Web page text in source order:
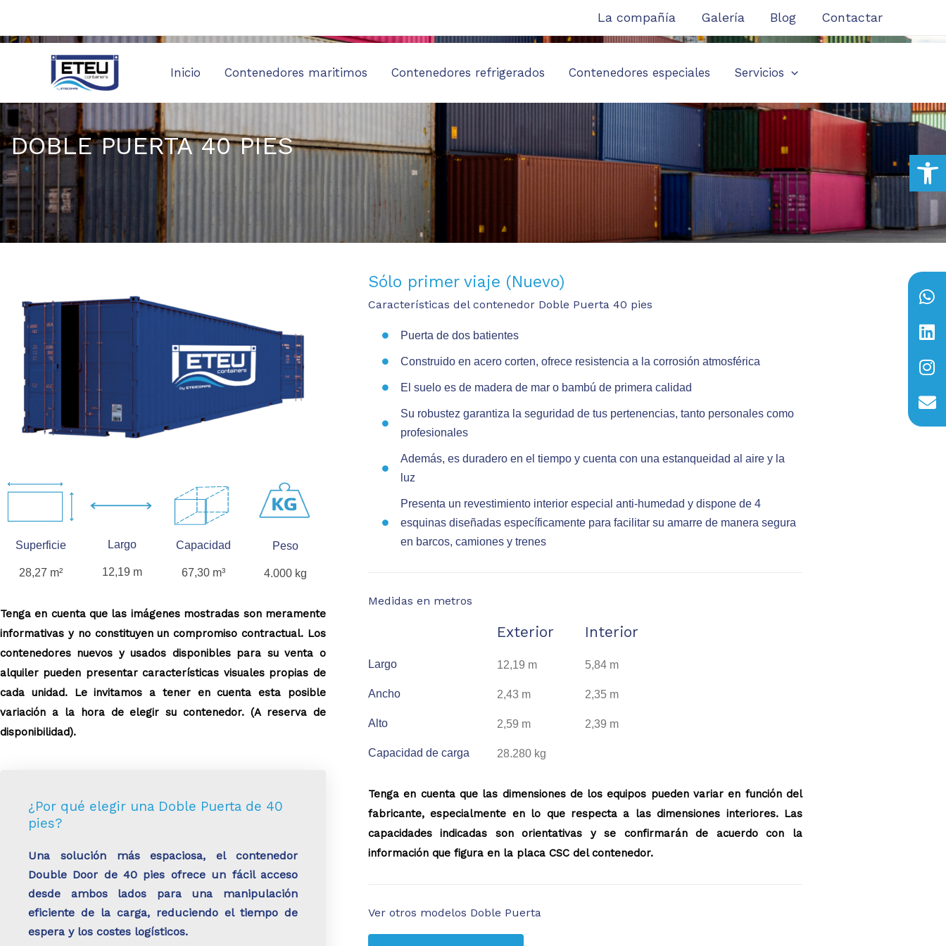
content
La compañía Galería Blog Contactar
Inicio Contenedores maritimos Contenedores refrigerados Contenedores especiales Servicios
DOBLE PUERTA 40 PIES
Superficie
28,27 m²
Largo
12,19 m
Capacidad
67,30 m³
Peso
4.000 kg
Tenga en cuenta que las imágenes mostradas son meramente
informativas y no constituyen un compromiso contractual. Los
contenedores nuevos y usados disponibles para su venta o
alquiler pueden presentar características visuales propias de
cada unidad. Le invitamos a tener en cuenta esta posible
variación a la hora de elegir su contenedor. (A reserva de
disponibilidad).
¿Por qué elegir una Doble Puerta de 40
pies?
Una solución más espaciosa, el contenedor
Double Door de 40 pies ofrece un fácil acceso
desde ambos lados para una manipulación
eficiente de la carga, reduciendo el tiempo de
espera y los costes logísticos.
Sólo primer viaje (Nuevo)
Características del contenedor Doble Puerta 40 pies
Puerta de dos batientes
Construido en acero corten, ofrece resistencia a la corrosión atmosférica
El suelo es de madera de mar o bambú de primera calidad
Su robustez garantiza la seguridad de tus pertenencias, tanto personales como
profesionales
Además, es duradero en el tiempo y cuenta con una estanqueidad al aire y la
luz
Presenta un revestimiento interior especial anti-humedad y dispone de 4
esquinas diseñadas específicamente para facilitar su amarre de manera segura
en barcos, camiones y trenes
Medidas en metros
Largo
Ancho
Alto
Capacidad de carga
Exterior
12,19 m
2,43 m
2,59 m
28.280 kg
Interior
5,84 m
2,35 m
2,39 m
Tenga en cuenta que las dimensiones de los equipos pueden variar en función del
fabricante, especialmente en lo que respecta a las dimensiones interiores. Las
capacidades indicadas son orientativas y se confirmarán de acuerdo con la
información que figura en la placa CSC del contenedor.
Ver otros modelos Doble Puerta
h
t
a
p
i
k
d
n
n
t
g
a
n
e
o
e